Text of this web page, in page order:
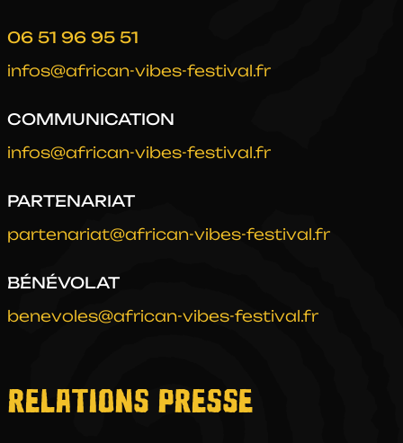
BÉNÉVOLES
EXPOSANTS
RÉTROS
06 51 96 95 51
infos@african-vibes-festival.fr
COMMUNICATION
infos@african-vibes-festival.fr
PARTENARIAT
partenariat@african-vibes-festival.fr
BÉNÉVOLAT
benevoles@african-vibes-festival.fr
RELATIONS PRESSE